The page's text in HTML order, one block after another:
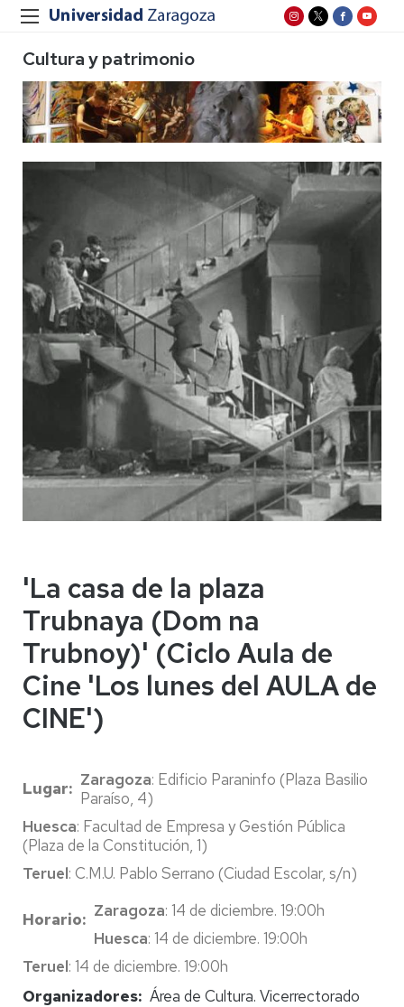
Cultura y patrimonio
'La casa de la plaza
Trubnaya (Dom na
Trubnoy)' (Ciclo Aula de
Cine 'Los lunes del AULA de
CINE')
Lugar Zaragoza: Edificio Paraninfo (Plaza Basilio
Paraíso, 4)
Huesca: Facultad de Empresa y Gestión Pública
(Plaza de la Constitución, 1)
Teruel: C.M.U. Pablo Serrano (Ciudad Escolar, s/n)
Horario Zaragoza: 14 de diciembre. 19:00h
Huesca: 14 de diciembre. 19:00h
Teruel: 14 de diciembre. 19:00h
Organizadores Área de Cultura. Vicerrectorado